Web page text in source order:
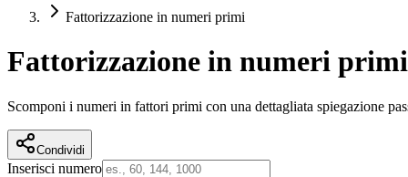
Fattorizzazione in numeri primi
Fattorizzazione in numeri primi
Scomponi i numeri in fattori primi con una dettagliata spiegazione
Condividi
Inserisci numero